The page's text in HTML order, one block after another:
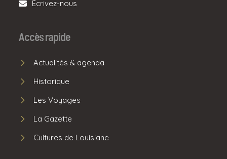
Écrivez-nous
Accès rapide
Actualités & agenda
Historique
Les Voyages
La Gazette
Cultures de Louisiane